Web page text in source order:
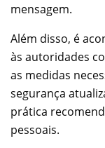
mensagem.
Além disso, é
às autoridades
as medidas
segurança
prática
pessoais.